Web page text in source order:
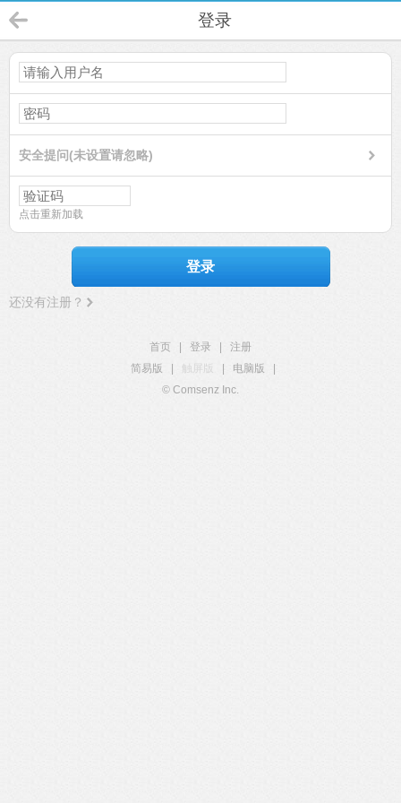
登录
安全提问(未设置请忽略)
点击重新加载
登录
还没有注册？
首页 登录
注册
简易版
触屏版 电脑版
© Comsenz Inc.